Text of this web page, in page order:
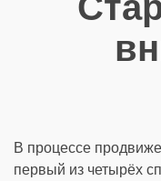
В процессе
первый из четырёх